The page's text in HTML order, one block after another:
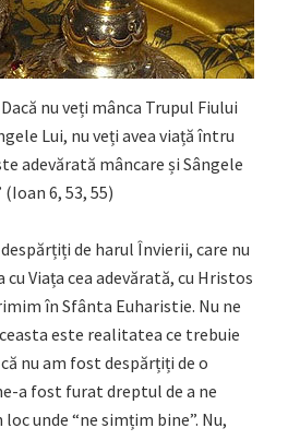
nu veți mânca Trupul Fiului
Lui, nu veți avea viață întru
adevărată mâncare și Sângele
6, 53, 55)
de harul Învierii, care nu
Viața cea adevărată, cu Hristos
în Sfânta Euharistie. Nu ne
este realitatea ce trebuie
nu am fost despărțiți de o
a fost furat dreptul de a ne
unde “ne simțim bine”. Nu,